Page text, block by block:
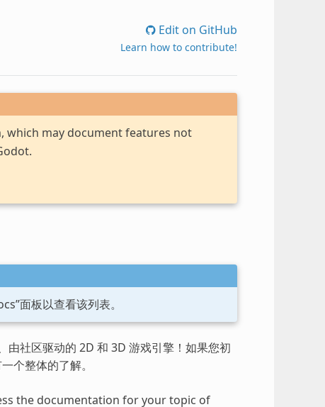
Edit on GitHub
Learn how to contribute!
which may document features not
面板以查看该列表。
社区驱动的 2D 和 3D 游戏引擎！如果您初
个整体的了解。
the documentation for your topic of